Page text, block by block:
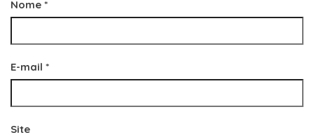
Nome *
E-mail *
Site